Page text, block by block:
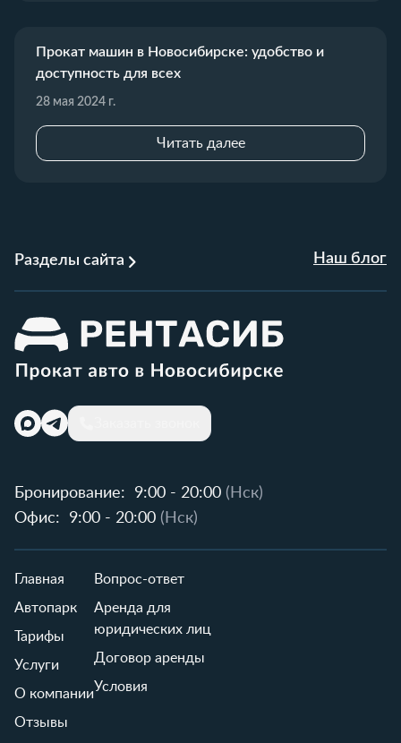
Прокат машин в Новосибирске: удобство и
доступность для всех
28 мая 2024 г.
Читать далее
Разделы сайта Наш блог
Бронирование: 9:00 - 20:00 (Нск)
Офис:
9:00 - 20:00 (Нск)
Главная
Автопарк
Тарифы
Услуги
О компании
Отзывы
Вопрос-ответ
Аренда для
юридических лиц
Договор аренды
Условия